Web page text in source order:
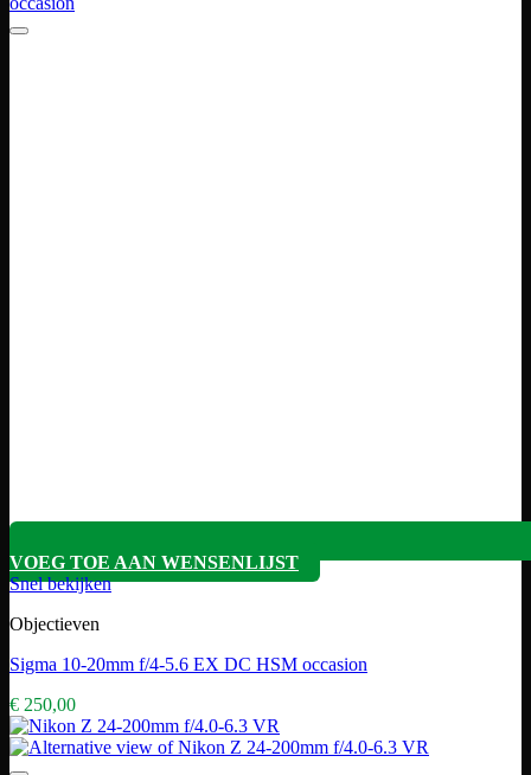
VOEG TOE AAN WENSENLIJST
Snel bekijken
Objectieven
Sigma 10-20mm f/4-5.6 EX DC HSM occasion
€ 250,00